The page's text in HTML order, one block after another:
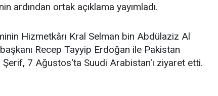
ardından ortak açıklama yayımladı.
Hizmetkârı Kral Selman bin Abdülaziz Al
Recep Tayyip Erdoğan ile Pakistan
Şerif, 7 Ağustos'ta Suudi Arabistan'ı ziyaret etti.